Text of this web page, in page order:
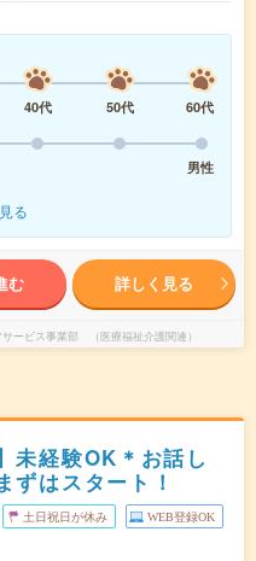
40代 50代
60代
男性
る
む 詳しく見る
ービス事業部 （医療福祉介護関連）
未経験OK＊お話し
ずはスタート！
土日祝日が休み WEB登録OK